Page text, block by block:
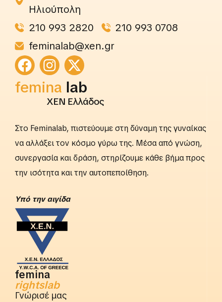
Ηλιούπολη
210 993 2820
210 993 0708
feminalab@xen.gr
femina
lab
rightslab
ΧΕΝ Ελλάδος
Στο Feminalab, πιστεύουμε στη δύναμη της γυναίκας
να αλλάξει τον κόσμο γύρω της. Μέσα από γνώση,
συνεργασία και δράση, στηρίζουμε κάθε βήμα προς
την ισότητα και την αυτοπεποίθηση.
Yπό την αιγίδα
femina
rightslab
Γνώρισέ μας